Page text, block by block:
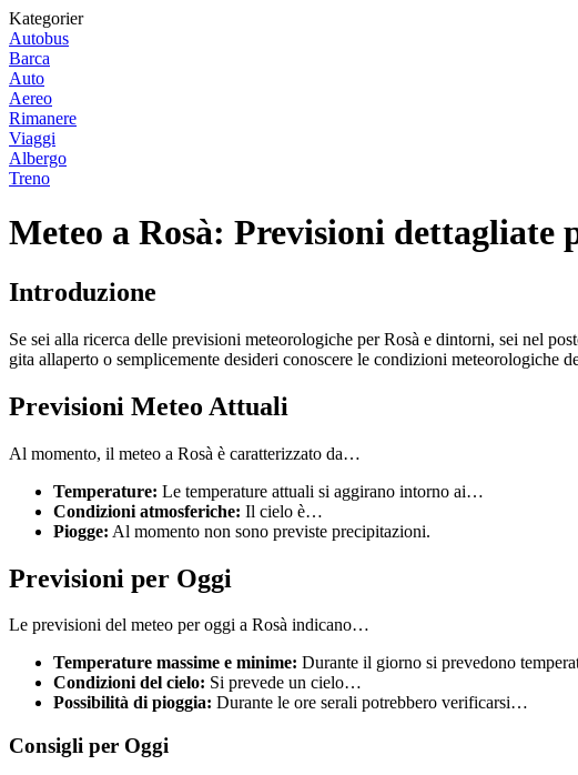
Kategorier
Autobus
Barca
Auto
Aereo
Rimanere
Viaggi
Albergo
Treno
Meteo a Rosà: Previsioni dettagliate
Introduzione
Se sei alla ricerca delle previsioni meteorologiche per Rosà e dintorni, sei nel
gita allaperto o semplicemente desideri conoscere le condizioni meteorologiche
Previsioni Meteo Attuali
Al momento, il meteo a Rosà è caratterizzato da…
Temperature: Le temperature attuali si aggirano intorno ai…
Condizioni atmosferiche: Il cielo è…
Piogge: Al momento non sono previste precipitazioni.
Previsioni per Oggi
Le previsioni del meteo per oggi a Rosà indicano…
Temperature massime e minime: Durante il giorno si prevedono
Condizioni del cielo: Si prevede un cielo…
Possibilità di pioggia: Durante le ore serali potrebbero verificarsi…
Consigli per Oggi